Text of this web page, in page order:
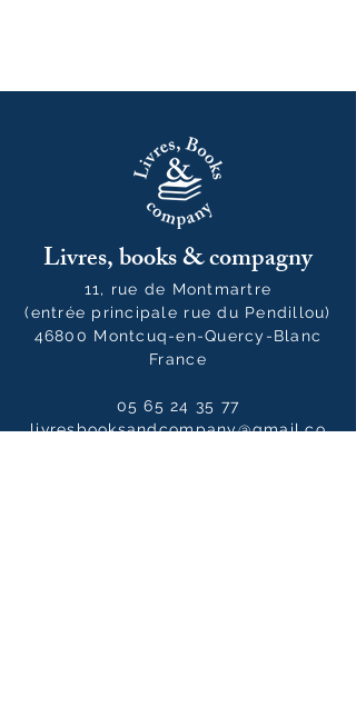
Livres, books & compagny
11, rue de Montmartre
(entrée principale rue du Pendillou)
46800 Montcuq-en-Quercy-Blanc
France
05 65 24 35 77
livresbooksandcompany@gmail.co